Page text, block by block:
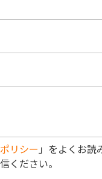
リシー 」をよくお読
ください。